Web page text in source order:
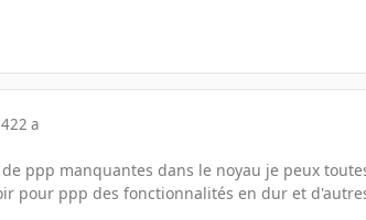
22 a
ppp manquantes dans le noyau je peux
pour ppp des fonctionnalités en dur et